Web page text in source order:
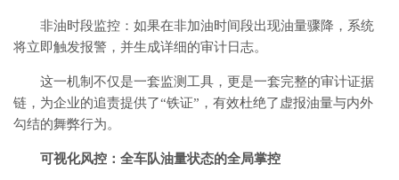
非油时段监控：如果在非加油时间段出现油量骤降，系统
将立即触发报警，并生成详细的审计日志。
这一机制不仅是一套监测工具，更是一套完整的审计证据
链，为企业的追责提供了“铁证”，有效杜绝了虚报油量与内外
勾结的舞弊行为。
可视化风控：全车队油量状态的全局掌控